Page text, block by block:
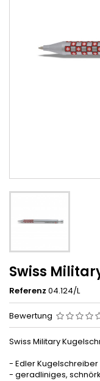
Swiss
Referenz 04.124/L
Bewertung
Swiss Military
- Edler Kugelschreiber
- geradliniges,